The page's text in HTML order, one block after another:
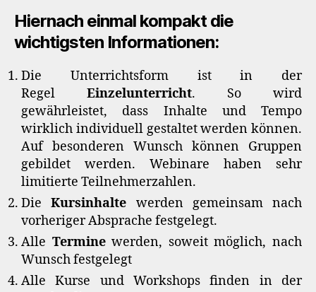
Hiernach einmal kompakt die
wichtigsten Informationen:
Die Unterrichtsform ist in der
Regel Einzelunterricht. So wird
gewährleistet, dass Inhalte und Tempo
wirklich individuell gestaltet werden können.
Auf besonderen Wunsch können Gruppen
gebildet werden. Webinare haben sehr
limitierte Teilnehmerzahlen.
DieKursinhalte werden gemeinsam nach
vorheriger Absprache festgelegt.
Alle Terminewerden, soweit möglich, nach
Wunsch festgelegt
Alle Kurse und Workshops finden in der